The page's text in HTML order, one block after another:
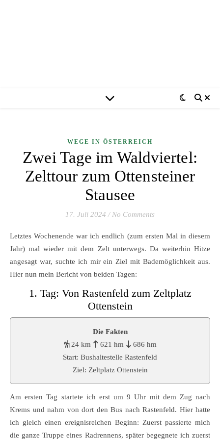
WEGE IN ÖSTERREICH
Zwei Tage im Waldviertel:
Zelttour zum Ottensteiner
Stausee
17. Juli 2024 / No Comments
Letztes Wochenende war ich endlich (zum ersten Mal in diesem
Jahr) mal wieder mit dem Zelt unterwegs. Da weiterhin Hitze
angesagt war, suchte ich mir ein Ziel mit Bademöglichkeit aus.
Hier nun mein Bericht von beiden Tagen:
1. Tag: Von Rastenfeld zum Zeltplatz
Ottenstein
Die Fakten
24 km
621 hm
686 hm
Start: Bushaltestelle Rastenfeld
Ziel: Zeltplatz Ottenstein
Am ersten Tag startete ich erst um 9 Uhr mit dem Zug nach
Krems und nahm von dort den Bus nach Rastenfeld. Hier hatte
ich gleich einen ereignisreichen Beginn: Zuerst passierte mich
die ganze Truppe eines Radrennens, später begegnete ich zuerst